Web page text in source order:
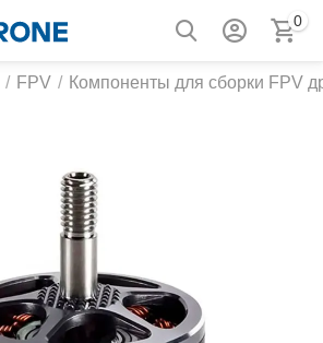
0
/ FPV / Компоненты для сборки FPV